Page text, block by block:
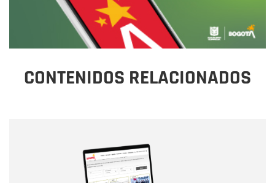
CONTENIDOS RELACIONADOS
Correo electrónico